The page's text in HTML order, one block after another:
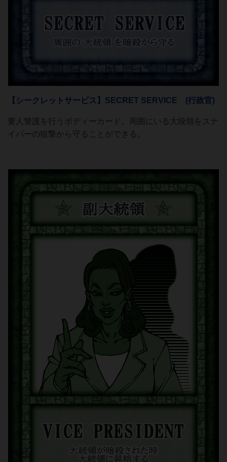
【シークレットサービス】SECRET SERVICE (行政官)
要人警護を行うボディーカード。周囲にいる大統領をスナ
イパーの狙撃から守ることができる。